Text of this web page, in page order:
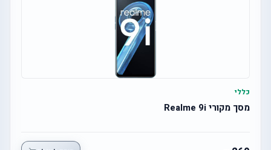
כללי
מסך מקורי Realme 9i